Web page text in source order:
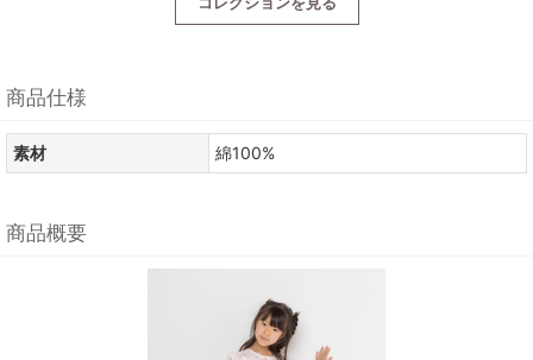
商品仕様
素材 綿100%
商品概要